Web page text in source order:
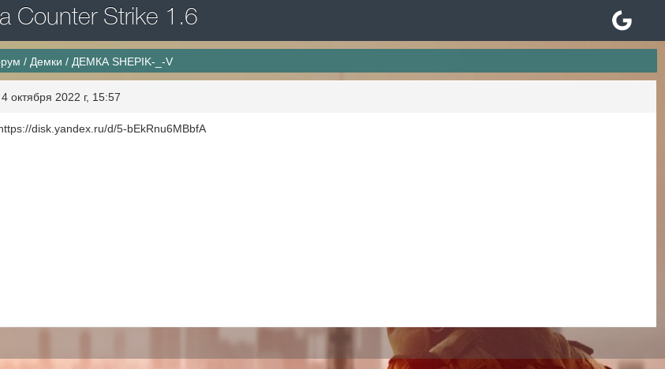
Counter Strike 1.6
/ Демки / ДЕМКА SHEPIK-_-V
4 октября 2022 г, 15:57
disk.yandex.ru/d/5-bEkRnu6MBbfA